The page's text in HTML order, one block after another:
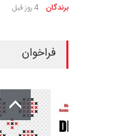
برندگان 4 روز قبل
فراخوان